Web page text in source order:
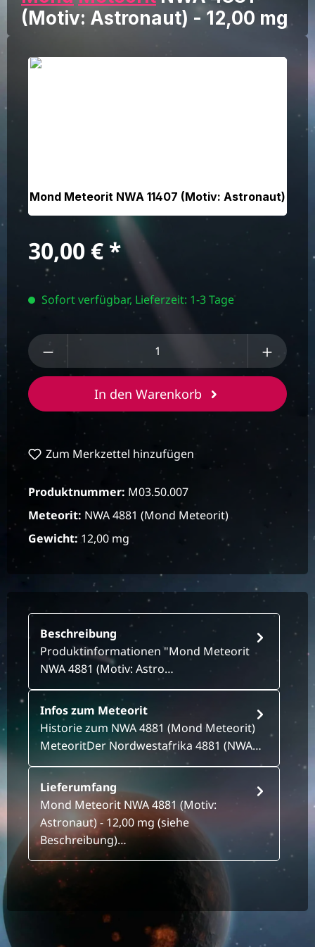
(Motiv: Astronaut) - 12,00 mg
Bildergalerie überspringen
Mond Meteorit NWA 11407 (Motiv: Astronaut)
Regulärer Preis:
30,00 €
Sofort verfügbar, Lieferzeit: 1-3 Tage
Produkt Anzahl: Gib den gewünschten
In den Warenkorb
Zum Merkzettel hinzufügen
Produktnummer: M03.50.007
Meteorit: NWA 4881 (Mond Meteorit)
Gewicht: 12,00 mg
Beschreibung
Produktinformationen "Mond Meteorit
NWA 4881 (Motiv: Astro…
Infos zum Meteorit
Historie zum NWA 4881 (Mond Meteorit)
MeteoritDer Nordwestafrika 4881 (NWA…
Lieferumfang
Mond Meteorit NWA 4881 (Motiv:
Astronaut) - 12,00 mg (siehe
Beschreibung)…